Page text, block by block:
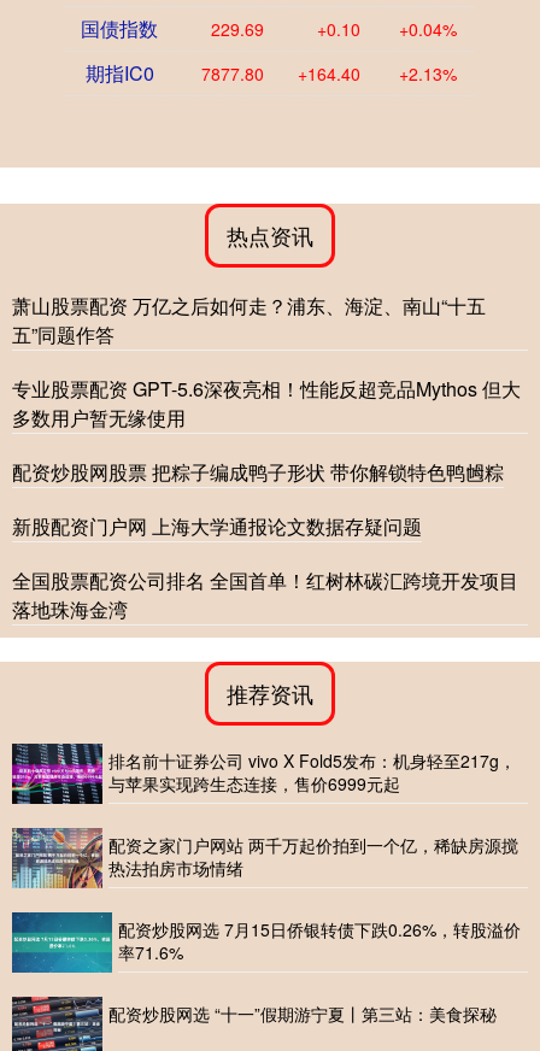
国债指数 229.69 +0.10 +0.04%
期指IC0 7877.80 +164.40 +2.13%
热点资讯
萧山股票配资 万亿之后如何走？浦东、海淀、南山“十五
五”同题作答
专业股票配资 GPT-5.6深夜亮相！性能反超竞品Mythos 但大
多数用户暂无缘使用
配资炒股网股票 把粽子编成鸭子形状 带你解锁特色鸭乸粽
新股配资门户网 上海大学通报论文数据存疑问题
全国股票配资公司排名 全国首单！红树林碳汇跨境开发项目
落地珠海金湾
推荐资讯
排名前十证券公司 vivo X Fold5发布：机身轻至217g，
与苹果实现跨生态连接，售价6999元起
配资之家门户网站 两千万起价拍到一个亿，稀缺房源搅
热法拍房市场情绪
配资炒股网选 7月15日侨银转债下跌0.26%，转股溢价
率71.6%
配资炒股网选 “十一”假期游宁夏丨第三站：美食探秘